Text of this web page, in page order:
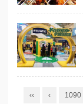
‹‹ ‹ 1090